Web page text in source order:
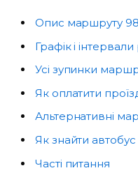
Опис маршруту 98
Графік і інтервали
Усі зупинки
Як оплатити
Альтернативні
Як знайти
Часті питання